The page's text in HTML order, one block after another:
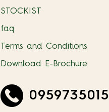
STOCKIST
faq
Terms and Conditions
Download E-Brochure
0959735015